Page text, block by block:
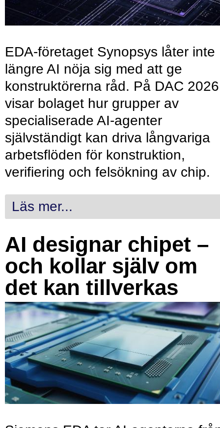
EDA-företaget Synopsys låter inte
längre AI nöja sig med att ge
konstruktörerna råd. På DAC 2026
visar bolaget hur grupper av
specialiserade AI-agenter
självständigt kan driva långvariga
arbetsflöden för konstruktion,
verifiering och felsökning av chip.
Läs mer...
AI designar chipet –
och kollar själv om
det kan tillverkas